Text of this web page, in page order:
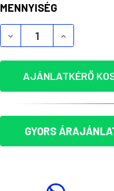
KÉSZLET:
MENNYISÉG
SPANNER SPANNER
AJÁNLATKÉRŐ
GYORS